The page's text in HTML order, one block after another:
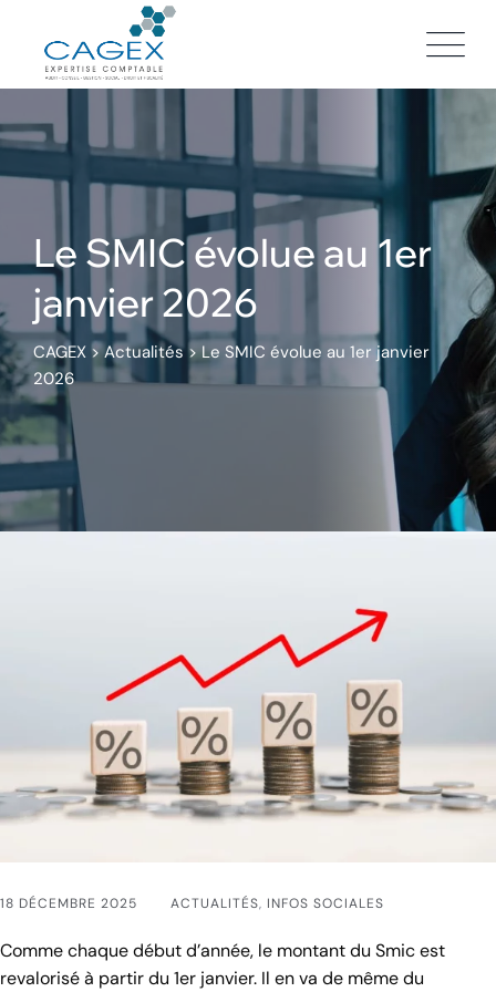
content
Le SMIC évolue au 1er
janvier 2026
CAGEX >Actualités>Le SMIC évolue au 1er janvier
2026
18 DÉCEMBRE 2025 ACTUALITÉS, INFOS SOCIALES
Comme chaque début d’année, le montant du Smic est
revalorisé à partir du 1er janvier. Il en va de même du